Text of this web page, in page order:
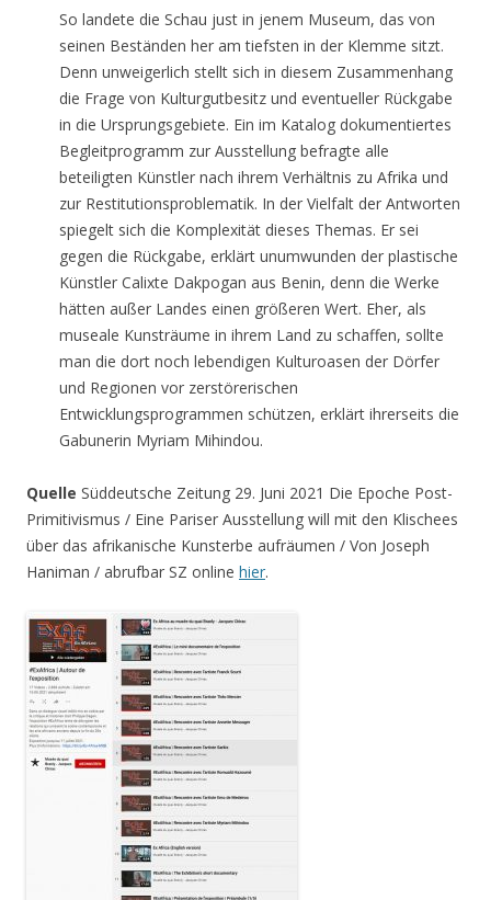
So landete die Schau just in jenem Museum, das von
seinen Beständen her am tiefsten in der Klemme sitzt.
Denn unweigerlich stellt sich in diesem Zusammenhang
die Frage von Kulturgutbesitz und eventueller Rückgabe
in die Ursprungsgebiete. Ein im Katalog dokumentiertes
Begleitprogramm zur Ausstellung befragte alle
beteiligten Künstler nach ihrem Verhältnis zu Afrika und
zur Restitutionsproblematik. In der Vielfalt der Antworten
spiegelt sich die Komplexität dieses Themas. Er sei
gegen die Rückgabe, erklärt unumwunden der plastische
Künstler Calixte Dakpogan aus Benin, denn die Werke
hätten außer Landes einen größeren Wert. Eher, als
museale Kunsträume in ihrem Land zu schaffen, sollte
man die dort noch lebendigen Kulturoasen der Dörfer
und Regionen vor zerstörerischen
Entwicklungsprogrammen schützen, erklärt ihrerseits die
Gabunerin Myriam Mihindou.
Quelle Süddeutsche Zeitung 29. Juni 2021 Die Epoche Post-
Primitivismus / Eine Pariser Ausstellung will mit den Klischees
über das afrikanische Kunsterbe aufräumen / Von Joseph
Haniman / abrufbar SZ online hier.